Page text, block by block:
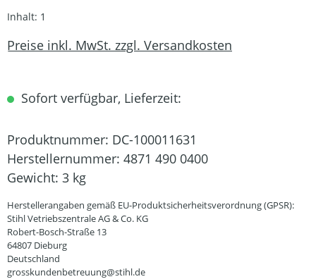
Inhalt: 1
Preise inkl. MwSt. zzgl. Versandkosten
Sofort verfügbar, Lieferzeit:
Produktnummer: DC-100011631
Herstellernummer: 4871 490 0400
Gewicht: 3 kg
Herstellerangaben gemäß EU-Produktsicherheitsverordnung (GPSR):
Stihl Vetriebszentrale AG & Co. KG
Robert-Bosch-Straße 13
64807 Dieburg
Deutschland
grosskundenbetreuung@stihl.de